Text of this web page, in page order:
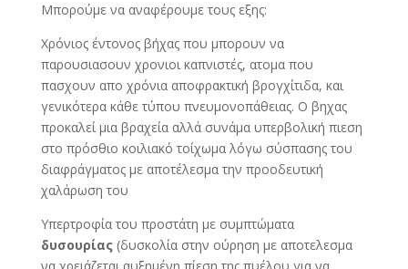
Μπορούμε να αναφέρουμε τους εξης:
Χρόνιος έντονος βήχας που μπορουν να
παρουσιασουν χρονιοι καπνιστές, ατομα που
πασχουν απο χρόνια αποφρακτική βρογχίτιδα, και
γενικότερα κάθε τύπου πνευμονοπάθειας. Ο βηχας
προκαλεί μια βραχεία αλλά συνάμα υπερβολική πιεση
στο πρόσθιο κοιλιακό τοίχωμα λόγω σύσπασης του
διαφράγματος με αποτέλεσμα την προοδευτική
χαλάρωση του
Υπερτροφία του προστάτη με συμπτώματα
δυσουρίας(δυσκολία στην ούρηση με αποτελεσμα